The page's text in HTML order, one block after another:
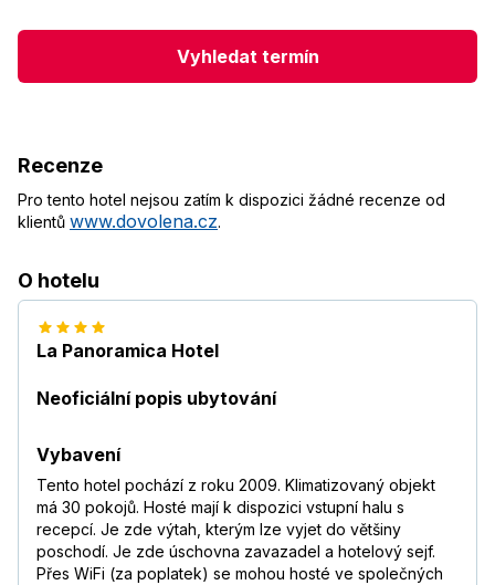
Vyhledat termín
Recenze
Pro tento hotel nejsou zatím k dispozici žádné recenze od
klientů www.dovolena.cz.
O hotelu
La Panoramica Hotel
Neoficiální popis ubytování
Vybavení
Tento hotel pochází z roku 2009. Klimatizovaný objekt
má 30 pokojů. Hosté mají k dispozici vstupní halu s
recepcí. Je zde výtah, kterým lze vyjet do většiny
poschodí. Je zde úschovna zavazadel a hotelový sejf.
Přes WiFi (za poplatek) se mohou hosté ve společných